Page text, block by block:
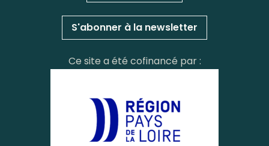
S'abonner à la newsletter
Ce site a été cofinancé par :